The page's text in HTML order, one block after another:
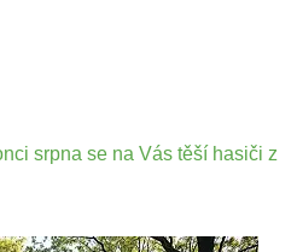
srpna se na Vás těší hasiči z